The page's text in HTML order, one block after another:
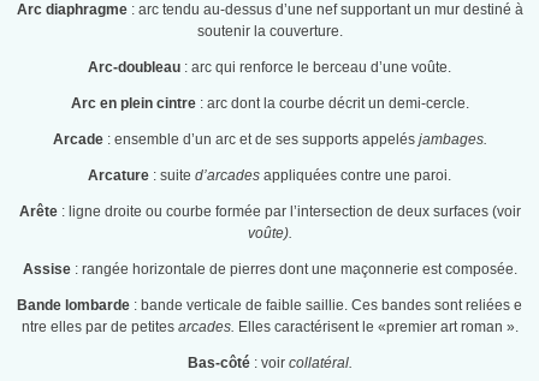
Arc diaphragme : arc tendu au-dessus d’une nef supportant un mur destiné à
soutenir la couverture.
Arc-doubleau : arc qui renforce le berceau d’une voûte.
Arc en plein cintre : arc dont la courbe décrit un demi-cercle.
Arcade : ensemble d’un arc et de ses supports appelés jambages.
Arcature : suite d’arcades appliquées contre une paroi.
Arête : ligne droite ou courbe formée par l’intersection de deux surfaces (voir
voûte).
Assise : rangée horizontale de pierres dont une maçonnerie est composée.
Bande lombarde : bande verticale de faible saillie. Ces bandes sont reliées e
ntre elles par de petites arcades. Elles caractérisent le «premier art roman ».
Bas-côté : voir collatéral.